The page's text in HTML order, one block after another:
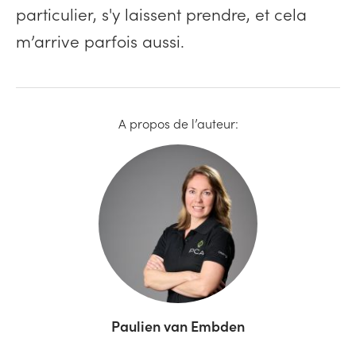
particulier, s'y laissent prendre, et cela
m’arrive parfois aussi.
A propos de l’auteur:
Paulien van Embden